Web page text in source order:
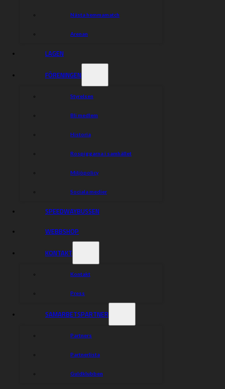
Nästa hemmamatch
Arenan
LAGEN
FÖRENINGEN
Styrelsen
Bli medlem
Historia
Rospiggarna i samhället
Miljöpolicy
Sociala medier
SPEEDWAYBUSSEN
WEBBSHOP
KONTAKT
Kontakt
Press
SAMARBETSPARTNER
Partners
Partnerlista
Guldklubben